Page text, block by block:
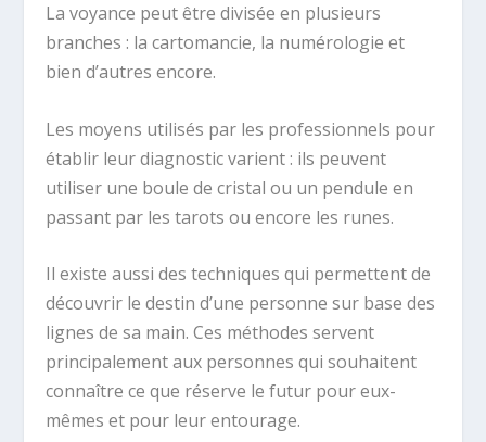
La voyance peut être divisée en plusieurs
branches : la cartomancie, la numérologie et
bien d’autres encore.
Les moyens utilisés par les professionnels pour
établir leur diagnostic varient : ils peuvent
utiliser une boule de cristal ou un pendule en
passant par les tarots ou encore les runes.
Il existe aussi des techniques qui permettent de
découvrir le destin d’une personne sur base des
lignes de sa main. Ces méthodes servent
principalement aux personnes qui souhaitent
connaître ce que réserve le futur pour eux-
mêmes et pour leur entourage.